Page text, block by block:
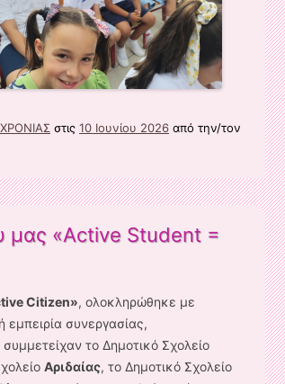
στις 10 Ιουνίου 2026 από την/τον
μας «Active Student =
Citizen», ολοκληρώθηκε με
εμπειρία συνεργασίας,
το Δημοτικό Σχολείο
Αριδαίας, το Δημοτικό Σχολείο